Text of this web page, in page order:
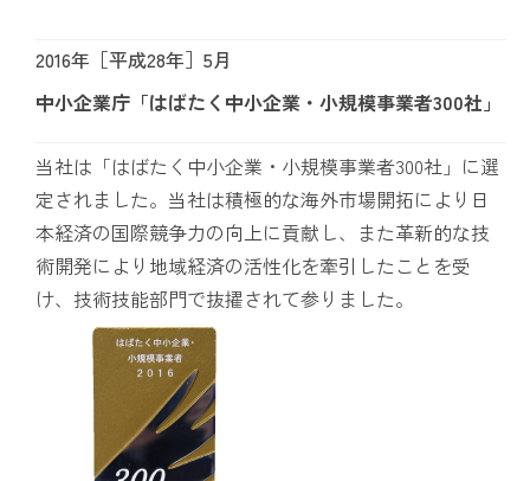
2016年［平成28年］5月
中小企業庁「はばたく中小企業・小規模事業者300社」
当社は「はばたく中小企業・小規模事業者300社」に選
定されました。当社は積極的な海外市場開拓により日
本経済の国際競争力の向上に貢献し、また革新的な技
術開発により地域経済の活性化を牽引したことを受
け、技術技能部門で抜擢されて参りました。